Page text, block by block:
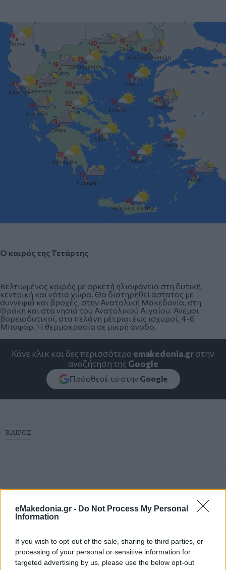
eMakedonia.gr - Do Not Process My Personal
Information
If you wish to opt-out of the sale, sharing to third parties, or
processing of your personal or sensitive information for
targeted advertising by us, please use the below opt-out
Ο καιρός της Τετάρτης
Βελτιωμένος καιρός με αρκετή ηλιοφάνεια στη δυτική,
κεντρική και νότια χώρα. Θα διατηρηθεί άστατος με
συννεφιά και βροχές, στην Ανατολική Μακεδονία, στη
Θράκη και στα νησιά του Ανατολικού Αιγαίου. Άνεμοι
βορειοδυτικοί, στα πελάγη μέτριοι έως ισχυροί, 4-6
Μποφόρ. Η θερμοκρασία σε μικρή άνοδο.
Κάνε κλικ και δες περισσότερο emakedonia.grστην
αναζήτηση της Google
Πρόσθεσέ το στην Google
ΚΑΙΡΟΣ